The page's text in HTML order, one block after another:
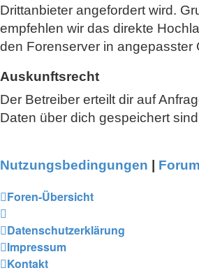
Drittanbieter angefordert wird.
empfehlen wir das direkte
den Forenserver in angepasster
Auskunftsrecht
Der Betreiber erteilt dir auf
Daten über dich gespeichert
Nutzungsbedingungen |
Foren-Übersicht
Datenschutzerklärung
Impressum
Kontakt